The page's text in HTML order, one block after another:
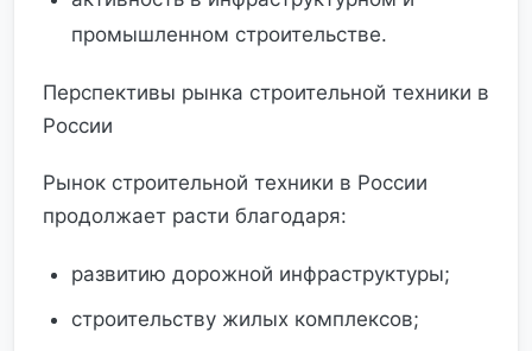
промышленном строительстве.
Перспективы рынка строительной техники в
России
Рынок строительной техники в России
продолжает расти благодаря:
развитию дорожной инфраструктуры;
строительству жилых комплексов;